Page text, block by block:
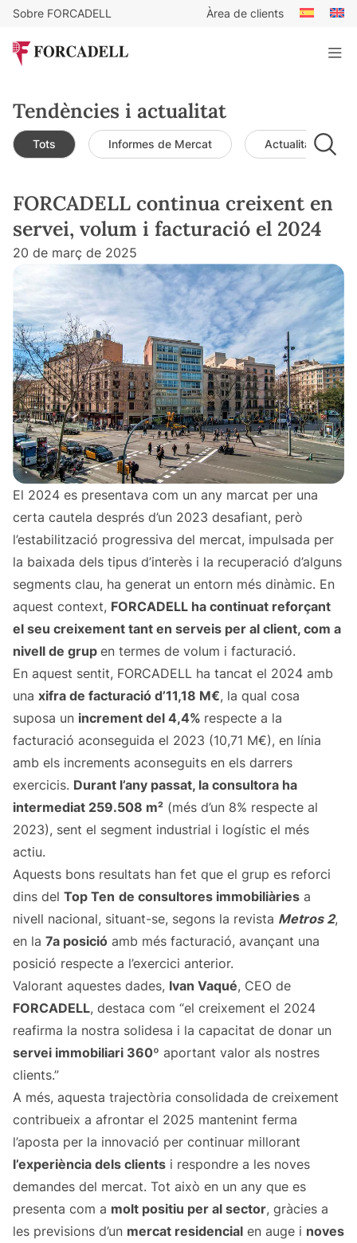
Sobre FORCADELL Àrea de clients
Tendències i actualitat
Tots Informes de Mercat Actualitat de
FORCADELL continua creixent en
servei, volum i facturació el 2024
20 de març de 2025
El 2024 es presentava com un any marcat per una
certa cautela després d’un 2023 desafiant, però
l’estabilització progressiva del mercat, impulsada per
la baixada dels tipus d’interès i la recuperació d’alguns
segments clau, ha generat un entorn més dinàmic. En
aquest context, FORCADELL ha continuat reforçant
el seu creixement tant en serveis per al client, com a
nivell de grup en termes de volum i facturació.
En aquest sentit, FORCADELL ha tancat el 2024 amb
una xifra de facturació d’11,18 M€, la qual cosa
suposa un increment del 4,4% respecte a la
facturació aconseguida el 2023 (10,71 M€), en línia
amb els increments aconseguits en els darrers
exercicis. Durant l’any passat, la consultora ha
intermediat 259.508 m² (més d’un 8% respecte al
2023), sent el segment industrial i logístic el més
actiu.
Aquests bons resultats han fet que el grup es reforci
dins del Top Ten de consultores immobiliàries a
nivell nacional, situant-se, segons la revista Metros 2,
en la 7a posició amb més facturació, avançant una
posició respecte a l’exercici anterior.
Valorant aquestes dades, Ivan Vaqué, CEO de
FORCADELL, destaca com “el creixement el 2024
reafirma la nostra solidesa i la capacitat de donar un
servei immobiliari 360º aportant valor als nostres
clients.”
A més, aquesta trajectòria consolidada de creixement
contribueix a afrontar el 2025 mantenint ferma
l’aposta per la innovació per continuar millorant
l’experiència dels clients i respondre a les noves
demandes del mercat. Tot això en un any que es
presenta com a molt positiu per al sector, gràcies a
les previsions d’un mercat residencial en auge i noves